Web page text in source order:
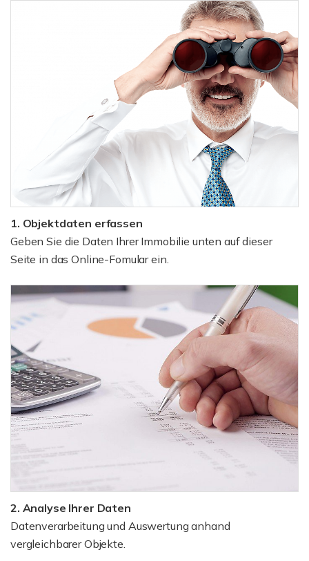
1. Objektdaten erfassen
Geben Sie die Daten Ihrer Immobilie unten auf dieser
Seite in das Online-Fomular ein.
2. Analyse Ihrer Daten
Datenverarbeitung und Auswertung anhand
vergleichbarer Objekte.